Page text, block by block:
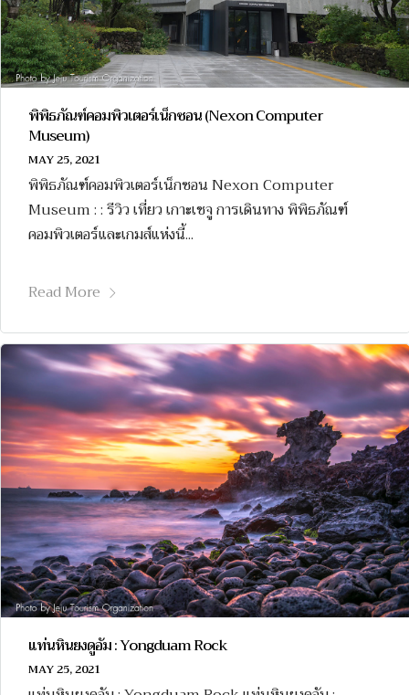
พิพิธภัณฑ์คอมพิวเตอร์เน็กซอน (Nexon Computer
Museum)
MAY 25, 2021
พิพิธภัณฑ์คอมพิวเตอร์เน็กซอน Nexon Computer
Museum : : รีวิว เที่ยว เกาะเชจู การเดินทาง พิพิธภัณฑ์
คอมพิวเตอร์และเกมส์แห่งนี้...
Read More
แท่นหินยงดูอัม : Yongduam Rock
MAY 25, 2021